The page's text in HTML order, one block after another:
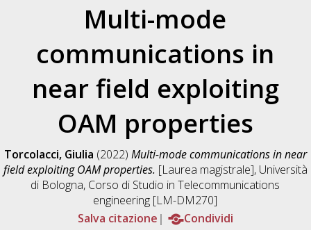
Multi-mode
communications in
near field exploiting
OAM properties
Torcolacci, Giulia (2022) Multi-mode communications in near
field exploiting OAM properties. [Laurea magistrale], Università
di Bologna, Corso di Studio inTelecommunications
engineering [LM-DM270]
Salva citazione
Condividi